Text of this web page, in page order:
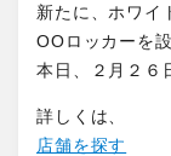
新たに、ホワイ
OOロッカーを
本日、２月２６
詳しくは、
店舗を探す